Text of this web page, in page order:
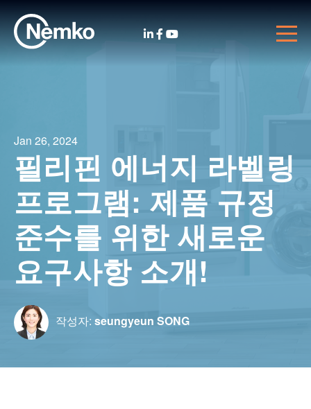
Jan 26, 2024
필리핀 에너지 라벨링
프로그램: 제품 규정
준수를 위한 새로운
요구사항 소개!
작성자: seungyeun SONG